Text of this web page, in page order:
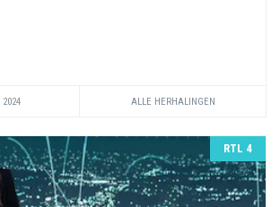
ALLE HERHALINGEN
RTL 4